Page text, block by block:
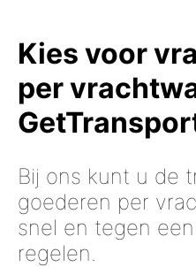
Kies voor
per
Bij ons kunt u de
goederen per
snel en tegen
regelen.